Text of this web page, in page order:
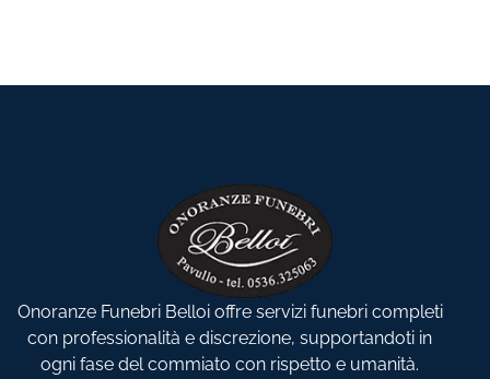
Onoranze Funebri Belloi offre servizi funebri completi
con professionalità e discrezione, supportandoti in
ogni fase del commiato con rispetto e umanità.